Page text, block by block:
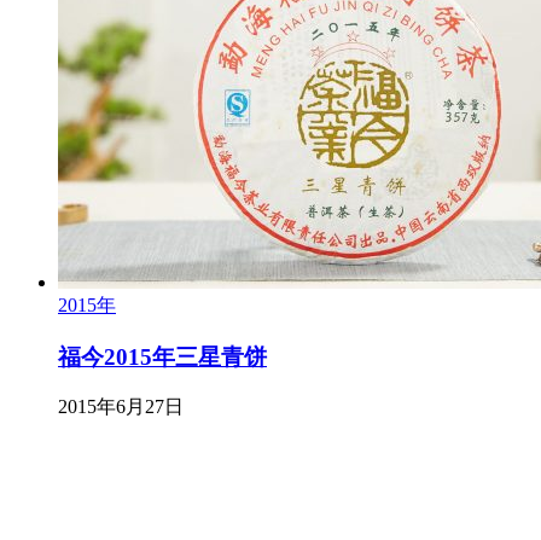
2015年
福今2015年三星青饼
2015年6月27日